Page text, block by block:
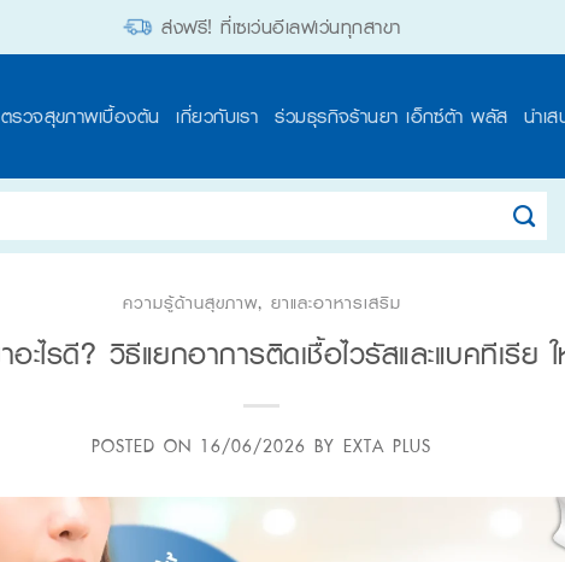
ส่งฟรี! ที่เซเว่นอีเลฟเว่นทุกสาขา
ตรวจสุขภาพเบื้องต้น เกี่ยวกับเรา ร่วมธุรกิจร้านยา เอ็กซ์ต้า พลัส นำเ
ความรู้ด้านสุขภาพ, ยาและอาหารเสริม
ะไรดี? วิธีแยกอาการติดเชื้อไวรัสและแบคทีเรีย
POSTED ON 16/06/2026 BY EXTA PLUS